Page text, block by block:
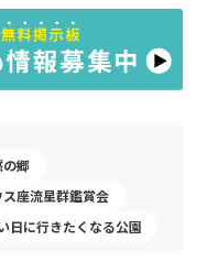
の郷
座流星群鑑賞会
日に行きたくなる公園